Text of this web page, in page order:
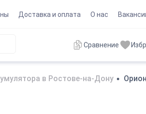
Доставка и оплата О нас
Сравнение
в Ростове-на-Дону •